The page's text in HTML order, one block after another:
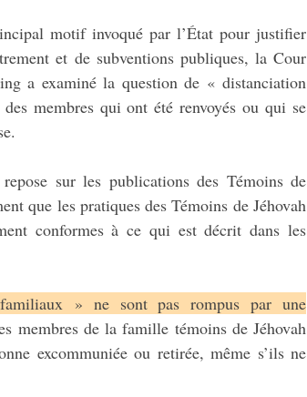
motif invoqué par l’État pour justifier
et de subventions publiques, la Cour
a examiné la question de « distanciation
membres qui ont été renvoyés ou qui se
sur les publications des Témoins de
que les pratiques des Témoins de Jéhovah
conformes à ce qui est décrit dans les
» ne sont pas rompus par une
membres de la famille témoins de Jéhovah
excommuniée ou retirée, même s’ils ne